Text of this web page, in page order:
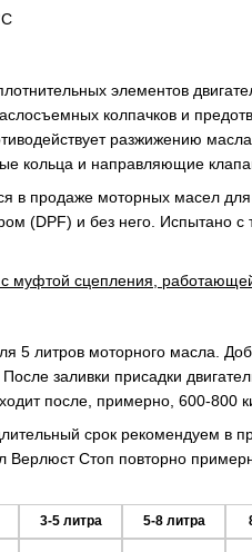
элементов
колпачков и
разжижению
кольца и направляющие
в продаже моторных масел
(DPF) и без него. Испытано с
муфтой сцепления,
5 литров моторного масла.
заливки присадки
после, примерно, 600-800
срок рекомендуем в
Верлюст Стоп повторно
3-5 литра 5-8 литра